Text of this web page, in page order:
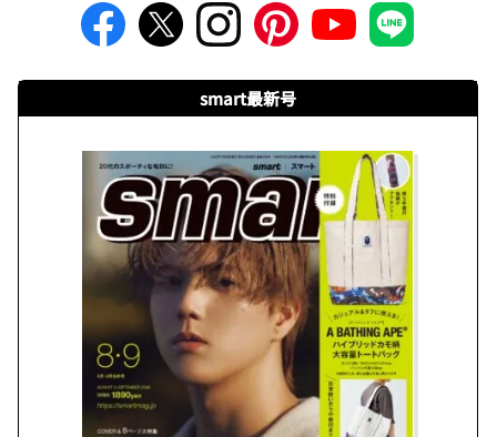
smart最新号